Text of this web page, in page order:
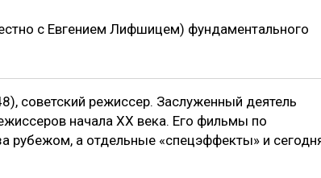
с Евгением Лифшицем) фундаментального
советский режиссер. Заслуженный деятель
начала XX века. Его фильмы по
рубежом, а отдельные «спецэффекты» и